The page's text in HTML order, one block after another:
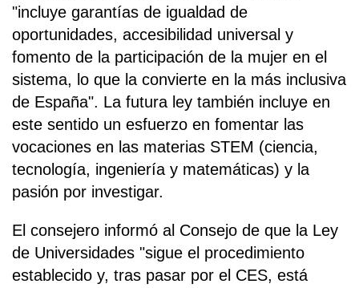
"incluye garantías de igualdad de
oportunidades, accesibilidad universal y
fomento de la participación de la mujer en el
sistema, lo que la convierte en la más inclusiva
de España". La futura ley también incluye en
este sentido un esfuerzo en fomentar las
vocaciones en las materias STEM (ciencia,
tecnología, ingeniería y matemáticas) y la
pasión por investigar.
El consejero informó al Consejo de que la Ley
de Universidades "sigue el procedimiento
establecido y, tras pasar por el CES, está